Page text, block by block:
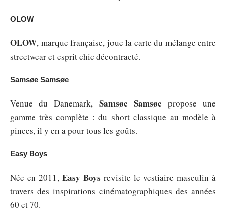
OLOW
OLOW, marque française, joue la carte du mélange entre
streetwear et esprit chic décontracté.
Samsøe Samsøe
Venue du Danemark, Samsøe Samsøe propose une
gamme très complète : du short classique au modèle à
pinces, il y en a pour tous les goûts.
Easy Boys
Née en 2011, Easy Boys revisite le vestiaire masculin à
travers des inspirations cinématographiques des années
60 et 70.